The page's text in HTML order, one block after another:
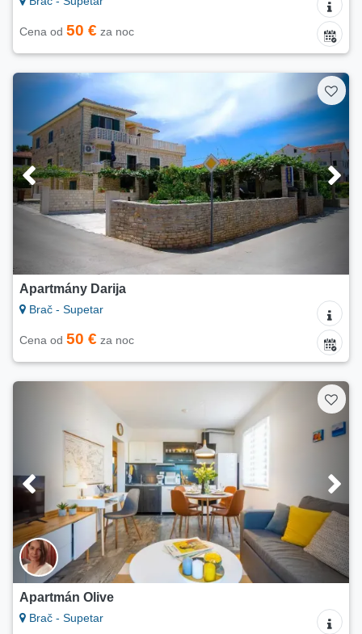
Cena od 50 € za noc
Apartmány Darija
Brač - Supetar
Cena od 50 € za noc
Apartmán Olive
Brač - Supetar